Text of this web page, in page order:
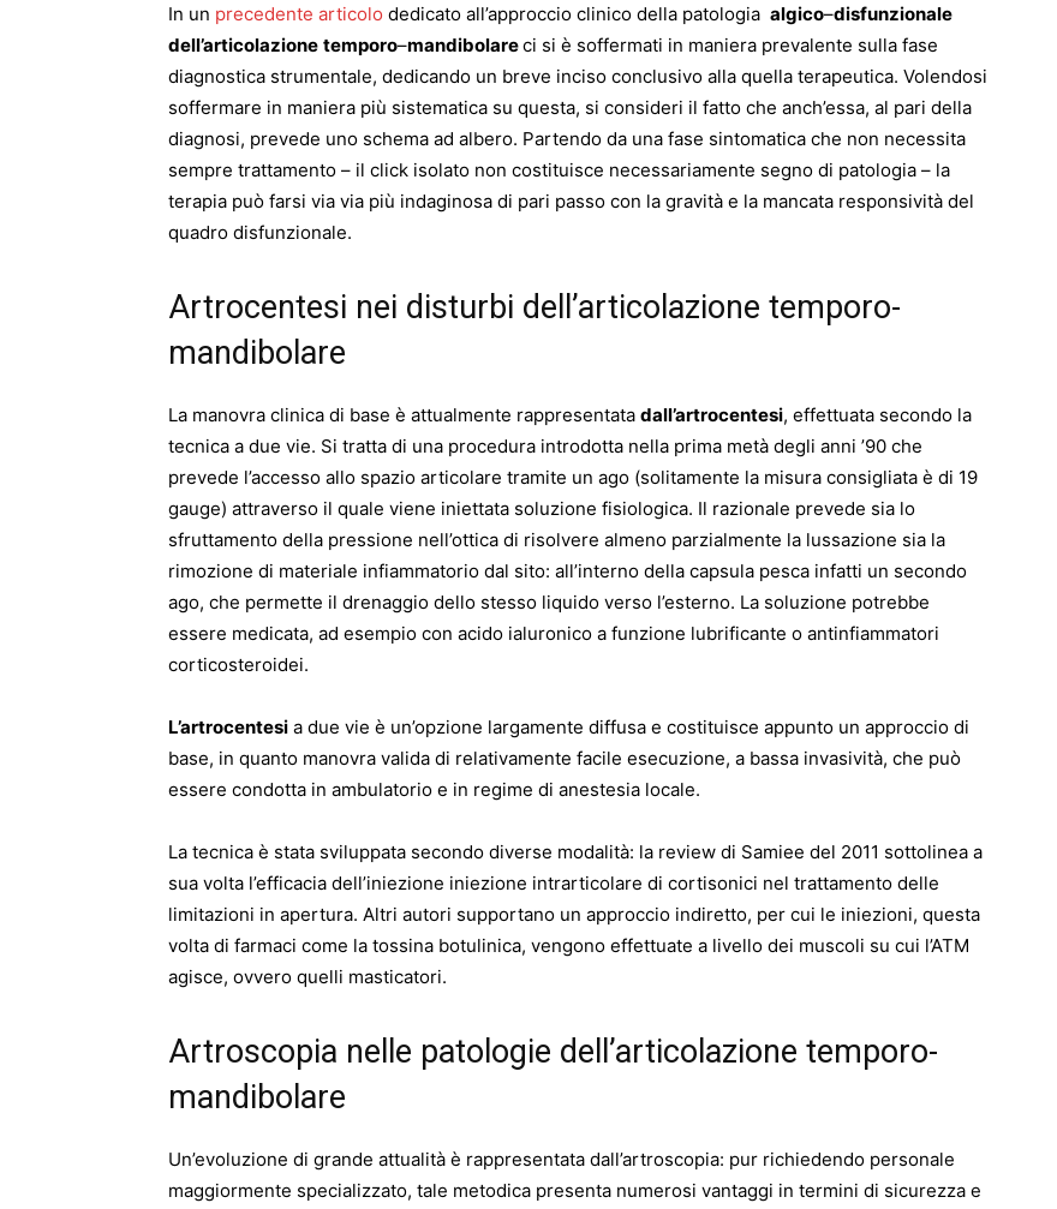
In un precedente articolo dedicato all’approccio clinico della patologia algico–disfunzionale
dell’articolazione temporo–mandibolareci si è soffermati in maniera prevalente sulla fase
diagnostica strumentale, dedicando un breve inciso conclusivo alla quella terapeutica. Volendosi
soffermare in maniera più sistematica su questa, si consideri il fatto che anch’essa, al pari della
diagnosi, prevede uno schema ad albero. Partendo da una fase sintomatica che non necessita
sempre trattamento – il click isolato non costituisce necessariamente segno di patologia – la
terapia può farsi via via più indaginosa di pari passo con la gravità e la mancata responsività del
quadro disfunzionale.
Artrocentesi nei disturbi dell’articolazione temporo-
mandibolare
La manovra clinica di base è attualmente rappresentata dall’artrocentesi, effettuata secondo la
tecnica a due vie. Si tratta di una procedura introdotta nella prima metà degli anni ’90 che
prevede l’accesso allo spazio articolare tramite un ago (solitamente la misura consigliata è di 19
gauge) attraverso il quale viene iniettata soluzione fisiologica. Il razionale prevede sia lo
sfruttamento della pressione nell’ottica di risolvere almeno parzialmente la lussazione sia la
rimozione di materiale infiammatorio dal sito: all’interno della capsula pesca infatti un secondo
ago, che permette il drenaggio dello stesso liquido verso l’esterno. La soluzione potrebbe
essere medicata, ad esempio con acido ialuronico a funzione lubrificante o antinfiammatori
corticosteroidei.
L’artrocentesi a due vie è un’opzione largamente diffusa e costituisce appunto un approccio di
base, in quanto manovra valida di relativamente facile esecuzione, a bassa invasività, che può
essere condotta in ambulatorio e in regime di anestesia locale.
La tecnica è stata sviluppata secondo diverse modalità: la review di Samiee del 2011 sottolinea a
sua volta l’efficacia dell’iniezione iniezione intrarticolare di cortisonici nel trattamento delle
limitazioni in apertura. Altri autori supportano un approccio indiretto, per cui le iniezioni, questa
volta di farmaci come la tossina botulinica, vengono effettuate a livello dei muscoli su cui l’ATM
agisce, ovvero quelli masticatori.
Artroscopia nelle patologie dell’articolazione temporo-
mandibolare
Un’evoluzione di grande attualità è rappresentata dall’artroscopia: pur richiedendo personale
maggiormente specializzato, tale metodica presenta numerosi vantaggi in termini di sicurezza e